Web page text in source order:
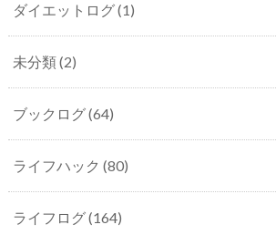
ダイエットログ(1)
未分類(2)
ブックログ(64)
ライフハック (80)
ライフログ(164)